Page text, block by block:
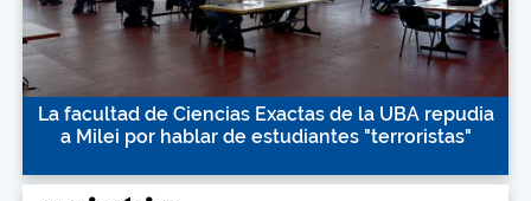
La facultad de Ciencias Exactas de la UBA repudia
a Milei por hablar de estudiantes "terroristas"